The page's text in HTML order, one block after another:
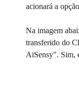
acionará a
Na imagem
transferido do
AiSensy". Sim,